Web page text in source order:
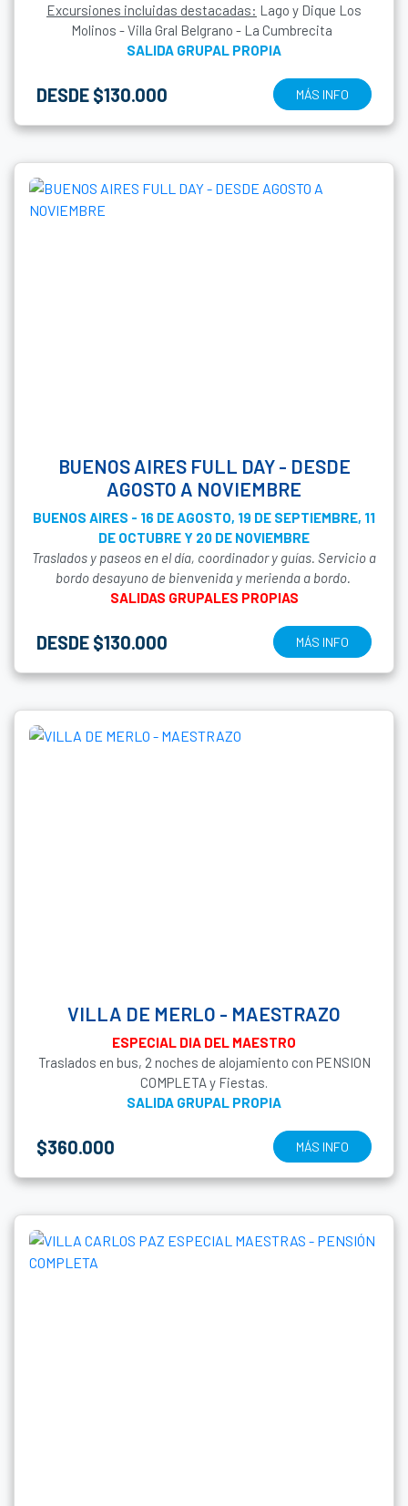
Excursiones incluidas destacadas: Lago y Dique Los
Molinos - Villa Gral Belgrano - La Cumbrecita
SALIDA GRUPAL PROPIA
DESDE $130.000 MÁS INFO
BUENOS AIRES FULL DAY - DESDE
AGOSTO A NOVIEMBRE
BUENOS AIRES - 16 DE AGOSTO, 19 DE SEPTIEMBRE, 11
DE OCTUBRE Y 20 DE NOVIEMBRE
Traslados y paseos en el día, coordinador y guías. Servicio a
bordo desayuno de bienvenida y merienda a bordo.
SALIDAS GRUPALES PROPIAS
DESDE $130.000 MÁS INFO
VILLA DE MERLO - MAESTRAZO
ESPECIAL DIA DEL MAESTRO
Traslados en bus, 2 noches de alojamiento con PENSION
COMPLETA y Fiestas.
SALIDA GRUPAL PROPIA
$360.000 MÁS INFO